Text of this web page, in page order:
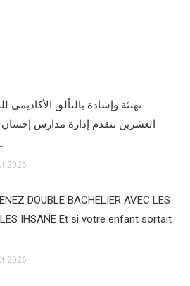
تهنئة وإشادة بالتألق الأكاديمي
العشرين تتقدم إدارة مدارس إحسان
2026
DOUBLE BACHELIER AVEC LES
IHSANE Et si votre enfant sortait
2026